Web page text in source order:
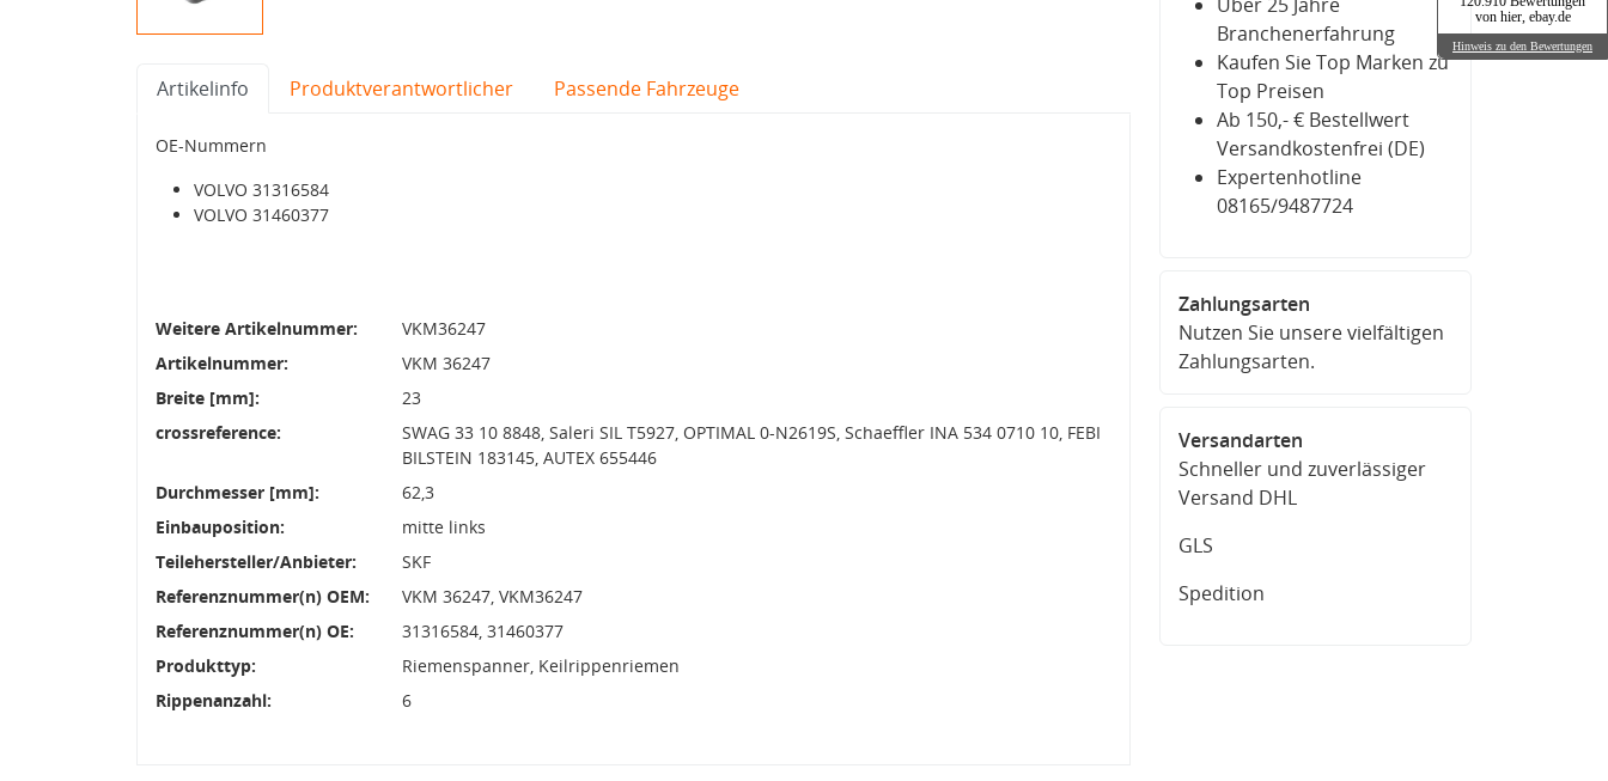
Artikelinfo Produktverantwortlicher Passende Fahrzeuge
OE-Nummern
VOLVO 31316584
VOLVO 31460377
Weitere Artikelnummer:
VKM36247
Artikelnummer:
VKM 36247
Breite [mm]:
23
crossreference:
SWAG 33 10 8848, Saleri SIL T5927, OPTIMAL 0-N2619S, Schaeffler INA 534 0710 10, FEBI
BILSTEIN 183145, AUTEX 655446
Durchmesser [mm]:
62,3
Einbauposition:
mitte links
Teilehersteller/Anbieter:
SKF
Referenznummer(n) OEM:
VKM 36247, VKM36247
Referenznummer(n) OE:
31316584, 31460377
Produkttyp:
Riemenspanner, Keilrippenriemen
Rippenanzahl:
6
Branchenerfahrung
Kaufen Sie Top Marken zu
Top Preisen
Ab 150,- € Bestellwert
Versandkostenfrei (DE)
Expertenhotline
08165/9487724
Zahlungsarten
Nutzen Sie unsere vielfältigen
Zahlungsarten.
Versandarten
Schneller und zuverlässiger
Versand DHL
GLS
Spedition
von hier, ebay.de
Hinweis zu den Bewertungen